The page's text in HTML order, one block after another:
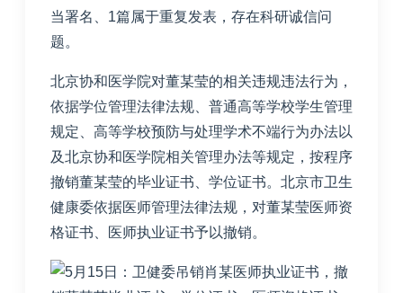
当署名、1篇属于重复发表，存在科研诚信问
题。
北京协和医学院对董某莹的相关违规违法行为，
依据学位管理法律法规、普通高等学校学生管理
规定、高等学校预防与处理学术不端行为办法以
及北京协和医学院相关管理办法等规定，按程序
撤销董某莹的毕业证书、学位证书。北京市卫生
健康委依据医师管理法律法规，对董某莹医师资
格证书、医师执业证书予以撤销。